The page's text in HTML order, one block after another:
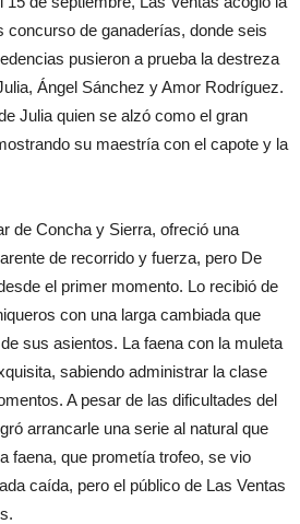
concurso de ganaderías, donde seis
pusieron a prueba la destreza
Ángel Sánchez y Amor Rodríguez.
Julia quien se alzó como el gran
su maestría con el capote y la
de Concha y Sierra, ofreció una
de recorrido y fuerza, pero De
el primer momento. Lo recibió de
con una larga cambiada que
sus asientos. La faena con la muleta
sabiendo administrar la clase
A pesar de las dificultades del
arrancarle una serie al natural que
faena, que prometía trofeo, se vio
caída, pero el público de Las Ventas